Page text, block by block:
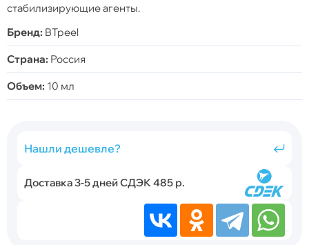
стабилизирующие агенты.
Бренд: BTpeel
Страна: Россия
Объем: 10 мл
Нашли дешевле?
Доставка 3-5 дней СДЭК 485 р.